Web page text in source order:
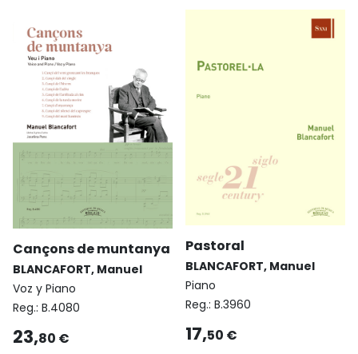
Cançons de muntanya
BLANCAFORT, Manuel
Voz y Piano
Reg.: B.4080
23,80 €
Pastoral
BLANCAFORT, Manuel
Piano
Reg.: B.3960
17,50 €